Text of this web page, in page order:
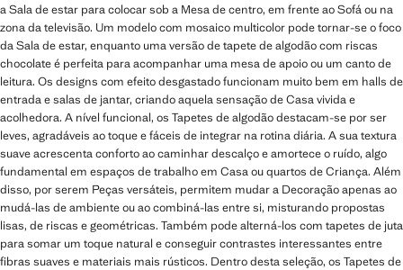
a Sala de estar para colocar sob a Mesa de centro, em frente ao Sofá ou na
zona da televisão. Um modelo com mosaico multicolor pode tornar-se o foco
da Sala de estar, enquanto uma versão de tapete de algodão com riscas
chocolate é perfeita para acompanhar uma mesa de apoio ou um canto de
leitura. Os designs com efeito desgastado funcionam muito bem em halls de
entrada e salas de jantar, criando aquela sensação de Casa vivida e
acolhedora. A nível funcional, os Tapetes de algodão destacam-se por ser
leves, agradáveis ao toque e fáceis de integrar na rotina diária. A sua textura
suave acrescenta conforto ao caminhar descalço e amortece o ruído, algo
fundamental em espaços de trabalho em Casa ou quartos de Criança. Além
disso, por serem Peças versáteis, permitem mudar a Decoração apenas ao
mudá-las de ambiente ou ao combiná-las entre si, misturando propostas
lisas, de riscas e geométricas. Também pode alterná-los com tapetes de juta
para somar um toque natural e conseguir contrastes interessantes entre
fibras suaves e materiais mais rústicos. Dentro desta seleção, os Tapetes de